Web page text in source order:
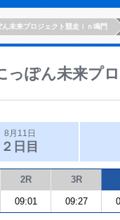
ん未来プロジェクト競走ｉｎ鳴門
っぽん未来プ
8月11日
２日目
2R 3R
09:01 09:27